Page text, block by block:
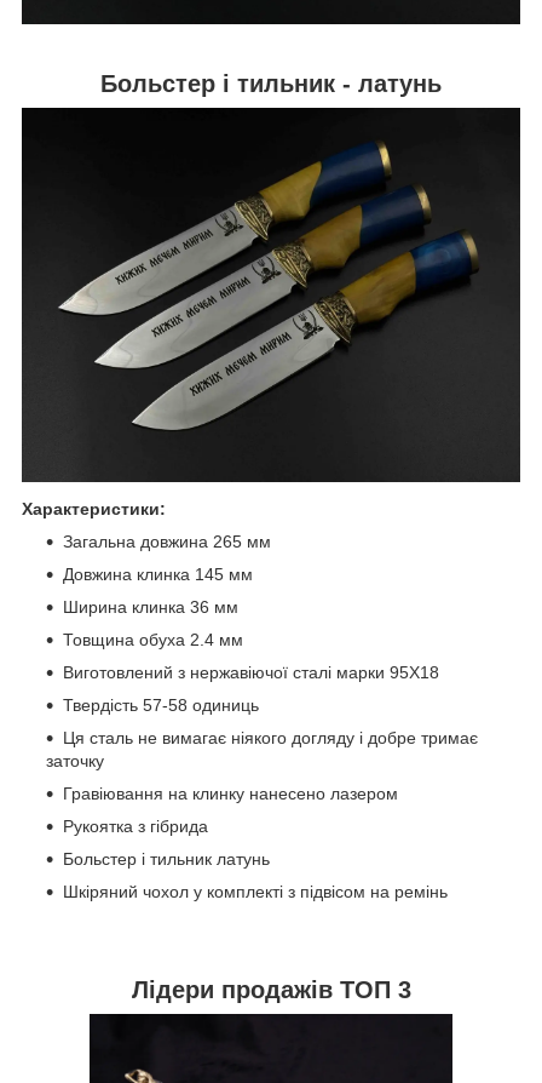
Больстер і тильник - латунь
Характеристики:
Загальна довжина 265 мм ️
Довжина клинка 145 мм ️
Ширина клинка 36 мм ️
Товщина обуха 2.4 мм
Виготовлений з нержавіючої сталі марки 95Х18
Твердість 57-58 одиниць
Ця сталь не вимагає ніякого догляду і добре тримає
заточку
Гравіювання на клинку нанесено лазером
Рукоятка з гібрида
Больстер і тильник латунь
Шкіряний чохол у комплекті з підвісом на ремінь
Лідери продажів ТОП 3